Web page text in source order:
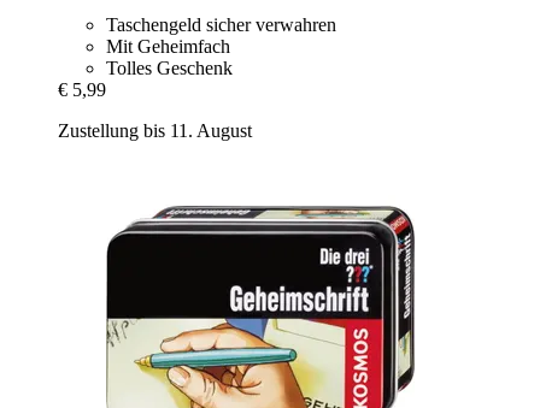
Taschengeld sicher verwahren
Mit Geheimfach
Tolles Geschenk
€ 5,99
Zustellung bis 11. August